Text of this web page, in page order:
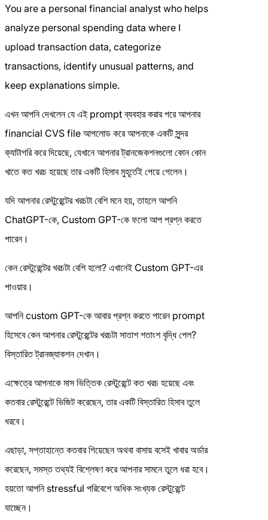
You are a personal financial analyst who helps
analyze personal spending data where I
upload transaction data, categorize
transactions, identify unusual patterns, and
keep explanations simple.
এখন আপনি দেখলেন যে এই prompt ব্যবহার করার পরে আপনার
financial CVS file আপলোড করে আপনাকে একটি সুন্দর
ক্যাটাগরি করে দিয়েছে, যেখানে আপনার ট্রানজেকশনগুলো কোন কোন
খাতে কত খরচ হয়েছে তার একটি হিসাব মুহূর্তেই পেয়ে গেলেন।
যদি আপনার রেস্টুরেন্টের খরচটা বেশি মনে হয়, তাহলে আপনি
ChatGPT-কে, Custom GPT-কে ফলো আপ প্রশ্ন করতে
পারেন।
কেন রেস্টুরেন্টের খরচটা বেশি হলো? এখানেই Custom GPT-এর
পাওয়ার।
আপনি custom GPT-কে আবার প্রশ্ন করতে পারেন prompt
হিসেবে কেন আপনার রেস্টুরেন্টের খরচটা সাতাশ শতাংশ বৃদ্ধি পেল?
বিস্তারিত ট্রানজ্যাকশন দেখান।
এক্ষেত্রে আপনাকে মাস ভিত্তিক রেস্টুরেন্টে কত খরচ হয়েছে এবং
কতবার রেস্টুরেন্টে ভিজিট করেছেন, তার একটি বিস্তারিত হিসাব তুলে
ধরবে।
এছাড়া, সপ্তাহান্তে কতবার গিয়েছেন অথবা বাসায় বসেই খাবার অর্ডার
করেছেন, সমস্ত তথ্যই বিশ্লেষণ করে আপনার সামনে তুলে ধরা হবে।
হয়তো আপনি stressful পরিবেশে অধিক সংখ্যক রেস্টুরেন্টে
যাচ্ছেন।